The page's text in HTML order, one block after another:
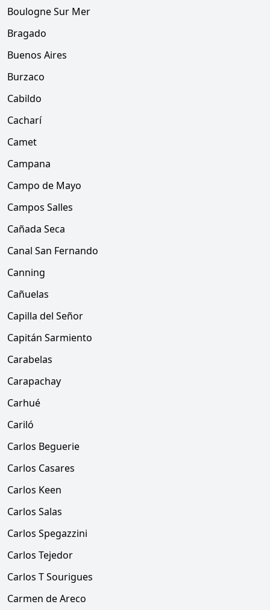
Boulogne Sur Mer
Bragado
Buenos Aires
Burzaco
Cabildo
Cacharí
Camet
Campana
Campo de Mayo
Campos Salles
Cañada Seca
Canal San Fernando
Canning
Cañuelas
Capilla del Señor
Capitán Sarmiento
Carabelas
Carapachay
Carhué
Cariló
Carlos Beguerie
Carlos Casares
Carlos Keen
Carlos Salas
Carlos Spegazzini
Carlos Tejedor
Carlos T Sourigues
Carmen de Areco